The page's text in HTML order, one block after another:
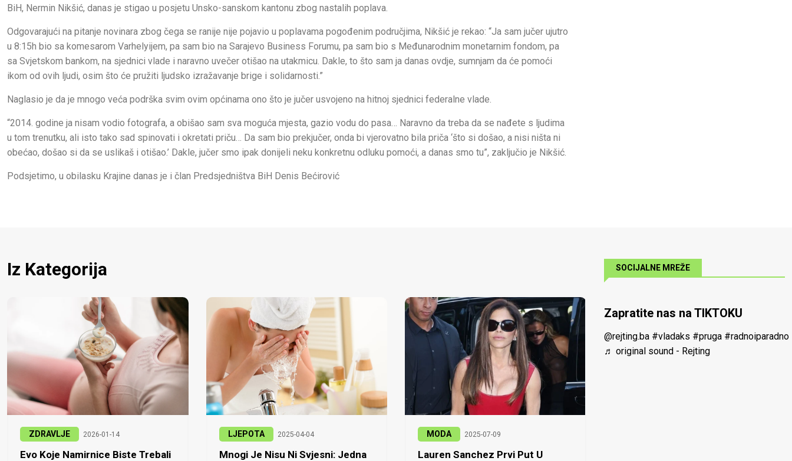
BiH, Nermin Nikšić, danas je stigao u posjetu Unsko-sanskom kantonu zbog nastalih poplava.
Odgovarajući na pitanje novinara zbog čega se ranije nije pojavio u poplavama pogođenim područjima, Nikšić je rekao: “Ja sam jučer ujutro
u 8:15h bio sa komesarom Varhelyijem, pa sam bio na Sarajevo Business Forumu, pa sam bio s Međunarodnim monetarnim fondom, pa
sa Svjetskom bankom, na sjednici vlade i naravno uvečer otišao na utakmicu. Dakle, to što sam ja danas ovdje, sumnjam da će pomoći
ikom od ovih ljudi, osim što će pružiti ljudsko izražavanje brige i solidarnosti.”
Naglasio je da je mnogo veća podrška svim ovim općinama ono što je jučer usvojeno na hitnoj sjednici federalne vlade.
“2014. godine ja nisam vodio fotografa, a obišao sam sva moguća mjesta, gazio vodu do pasa… Naravno da treba da se nađete s ljudima
u tom trenutku, ali isto tako sad spinovati i okretati priču… Da sam bio prekjučer, onda bi vjerovatno bila priča ‘što si došao, a nisi ništa ni
obećao, došao si da se uslikaš i otišao.’ Dakle, jučer smo ipak donijeli neku konkretnu odluku pomoći, a danas smo tu”, zaključio je Nikšić.
Podsjetimo, u obilasku Krajine danas je i član Predsjedništva BiH Denis Bećirović
Iz Kategorija
ZDRAVLJE 2026-01-14
Evo Koje Namirnice Biste Trebali
LJEPOTA 2025-04-04
Mnogi Je Nisu Ni Svjesni: Jedna
MODA 2025-07-09
Lauren Sanchez Prvi Put U
SOCIJALNE MREŽE
Zapratite nas na TIKTOKU
@rejting.ba #vladaks #pruga #radnoiparadno
♬ original sound - Rejting